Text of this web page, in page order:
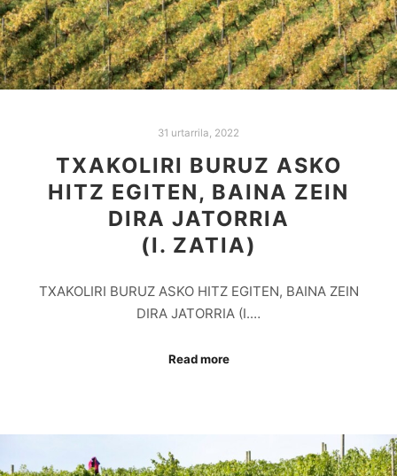
31 urtarrila, 2022
TXAKOLIRI BURUZ ASKO
HITZ EGITEN, BAINA ZEIN
DIRA JATORRIA
(I. ZATIA)
TXAKOLIRI BURUZ ASKO HITZ EGITEN, BAINA ZEIN
DIRA JATORRIA (I.…
Read more